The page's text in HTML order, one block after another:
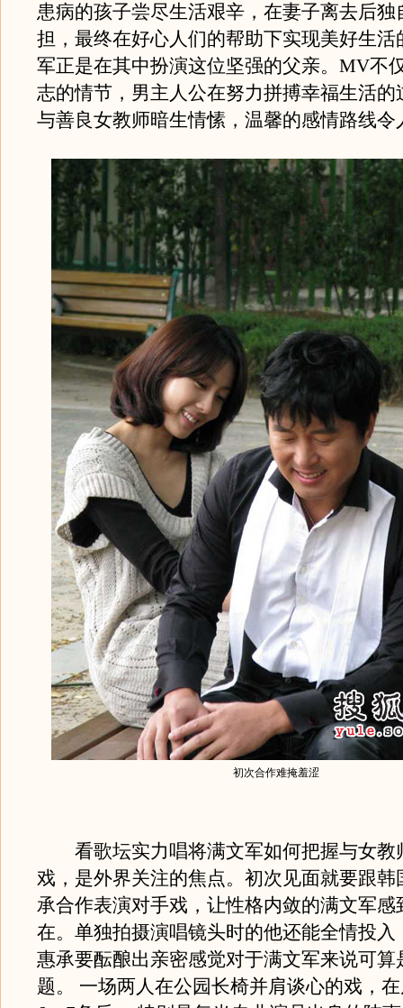
患病的孩子尝尽生活艰辛，在妻子离去后独
担，最终在好心人们的帮助下实现美好生活
军正是在其中扮演这位坚强的父亲。MV不
志的情节，男主人公在努力拼搏幸福生活的
与善良女教师暗生情愫，温馨的感情路线令
初次合作难掩羞涩
看歌坛实力唱将满文军如何把握与女教
戏，是外界关注的焦点。初次见面就要跟韩
承合作表演对手戏，让性格内敛的满文军感
在。单独拍摄演唱镜头时的他还能全情投入
惠承要酝酿出亲密感觉对于满文军来说可算
题。 一场两人在公园长椅并肩谈心的戏，